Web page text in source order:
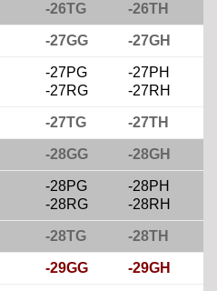
-26TG -26TH
-27GG -27GH
-27PG
-27RG
-27PH
-27RH
-27TG -27TH
-28GG -28GH
-28PG
-28RG
-28PH
-28RH
-28TG -28TH
-29GG -29GH